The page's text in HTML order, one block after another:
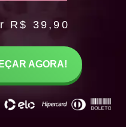
R$ 39,90
AGORA!